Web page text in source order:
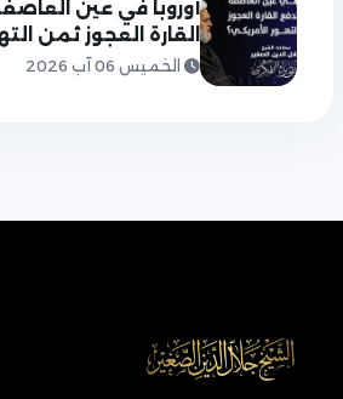
أوروبا في عين
القارة العجوز ثمن
الخميس 06 آب 2026